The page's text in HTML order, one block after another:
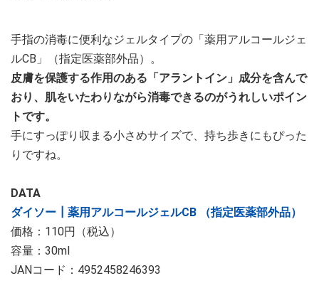
手指の消毒に便利なジェルタイプの「薬用アルコールジェ
ルCB」（指定医薬部外品）。
皮膚を保護する作用のある「アラントイン」成分を含んで
おり、肌をいたわりながら消毒できるのがうれしいポイン
トです。
手にすっぽり収まる小さめサイズで、持ち歩きにもぴった
りですね。
DATA
ダイソー┃薬用アルコールジェルCB （指定医薬部外品）
価格：110円（税込）
容量：30ml
JANコード：4952458246393